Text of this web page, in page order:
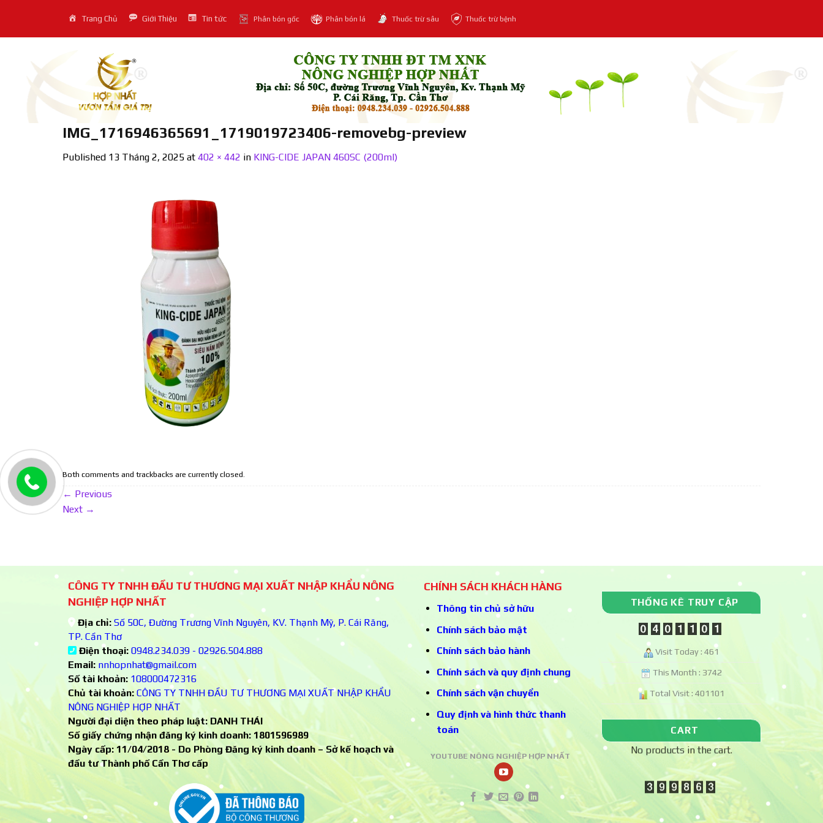
content
Trang Chủ Giới Thiệu Tin tức Phân bón gốc Phân bón lá Thuốc trừ sâu Thuốc trừ bệnh
IMG_1716946365691_1719019723406-removebg-preview
Published 13 Tháng 2, 2025 at 402 × 442 in KING-CIDE JAPAN 460SC (200ml)
Both comments and trackbacks are currently closed.
← Previous
Next →
CÔNG TY TNHH ĐẦU TƯ THƯƠNG MẠI XUẤT NHẬP KHẨU NÔNG
NGHIỆP HỢP NHẤT
Địa chỉ:Số 50C, Đường Trương Vĩnh Nguyên, KV. Thạnh Mỹ, P. Cái Răng,
TP. Cần Thơ
Điện thoại: 0948.234.039 - 02926.504.888
Email: nnhopnhat@gmail.com
Số tài khoản: 108000472316
Chủ tài khoản: CÔNG TY TNHH ĐẦU TƯ THƯƠNG MẠI XUẤT NHẬP KHẨU
NÔNG NGHIỆP HỢP NHẤT
Người đại diện theo pháp luật: DANH THÁI
Số giấy chứng nhận đăng ký kinh doanh: 1801596989
Ngày cấp: 11/04/2018 - Do Phòng Đăng ký kinh doanh – Sở kế hoạch và
đầu tư Thành phố Cần Thơ cấp
CHÍNH SÁCH KHÁCH HÀNG
Thông tin chủ sở hữu
Chính sách bảo mật
Chính sách bảo hành
Chính sách và quy định chung
Chính sách vận chuyển
Quy định và hình thức thanh
toán
YOUTUBE NÔNG NGHIỆP HỢP NHẤT
THỐNG KÊ TRUY CẬP
Visit Today : 461
This Month : 3742
Total Visit : 401101
CART
No products in the cart.